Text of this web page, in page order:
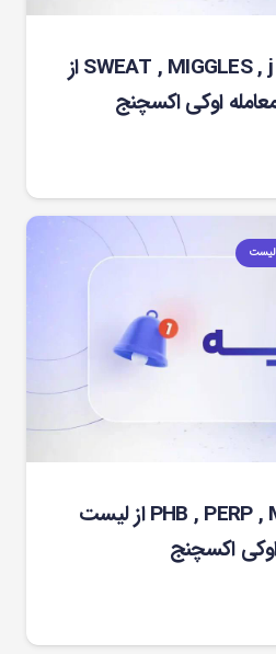
حذف رمز ارز SWEAT , MIGGLES , j , TRU از
اوکی اکسچنج
لیست
حذف رمز ارز PHB , PERP , MYRIA از لیست
اوکی اکسچنج